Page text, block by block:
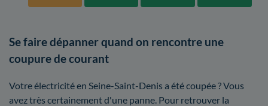
Se faire dépanner quand on rencontre une
coupure de courant
Votre électricité en Seine-Saint-Denis a été coupée ? Vous
avez très certainement d'une panne. Pour retrouver la